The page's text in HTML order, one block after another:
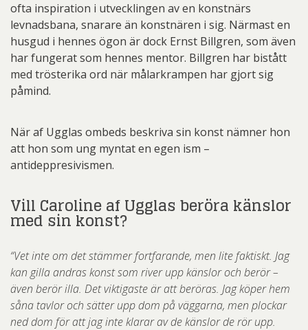
ofta inspiration i utvecklingen av en konstnärs
levnadsbana, snarare än konstnären i sig. Närmast en
husgud i hennes ögon är dock Ernst Billgren, som även
har fungerat som hennes mentor. Billgren har bistått
med trösterika ord när målarkrampen har gjort sig
påmind.
När af Ugglas ombeds beskriva sin konst nämner hon
att hon som ung myntat en egen ism –
antideppresivismen.
Vill Caroline af Ugglas beröra känslor
med sin konst?
“Vet inte om det stämmer fortfarande, men lite faktiskt. Jag
kan gilla andras konst som river upp känslor och berör –
även berör illa. Det viktigaste är att beröras. Jag köper hem
såna tavlor och sätter upp dom på väggarna, men plockar
ned dom för att jag inte klarar av de känslor de rör upp.